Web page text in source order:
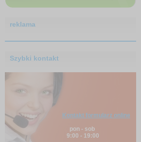
reklama
Szybki kontakt
Kontakt formularz online
pon - sob
9:00 - 19:00